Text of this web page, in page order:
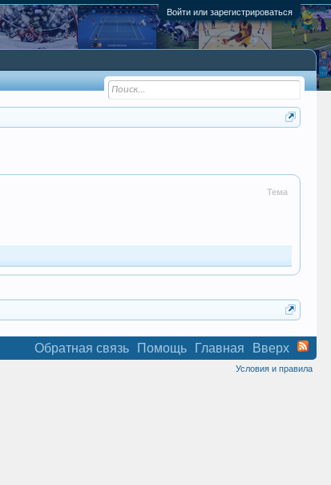
Войти или зарегистрироваться
Тема
Обратная связь Помощь Главная Вверх
Условия и правила